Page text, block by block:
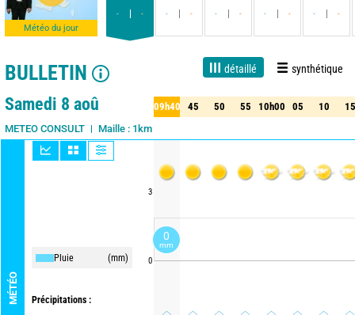
Météo du jour
- - - - - - - - - -
BULLETIN détaillé synthétique
Live 1 jour 3 jours 15 jours Fiabilité 90%
Samedi 8 aoû
METEO CONSULT Maille : 1km
MÉTÉO
Pluie (mm)
Précipitations :
3
0
09h40 45 50 55 10h00 05 10 15
40 45 50 55 10h00 05 10 15
0
mm